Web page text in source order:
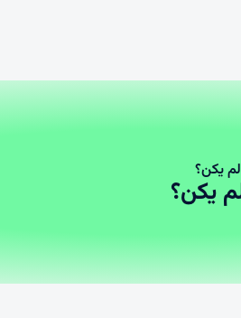
يكن؟
يكن؟